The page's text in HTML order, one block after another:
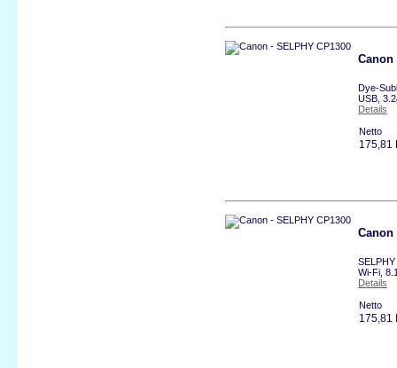
Canon
Dye-
USB,
Details
Netto
175,81
Canon
Wi-Fi,
Details
Netto
175,81